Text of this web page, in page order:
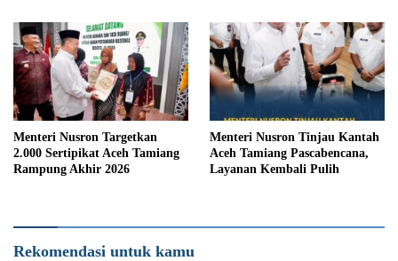
Menteri Nusron Targetkan
2.000 Sertipikat Aceh Tamiang
Rampung Akhir 2026
Menteri Nusron Tinjau Kantah
Aceh Tamiang Pascabencana,
Layanan Kembali Pulih
Rekomendasi untuk kamu